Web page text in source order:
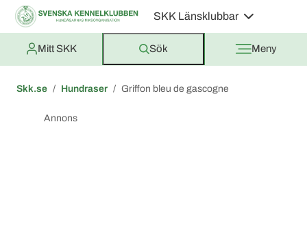
SKK Länsklubbar
Mitt SKK Sök Meny
Skk.se Hundraser Griffon bleu de gascogne
Annons